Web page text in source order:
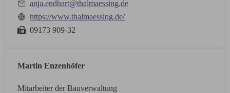
anja.endhart@thalmaessing.de
https://www.thalmaessing.de/
09173 909-32
Martin Enzenhöfer
Mitarbeiter der Bauverwaltung